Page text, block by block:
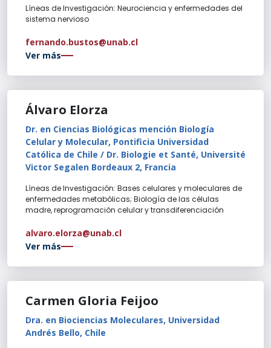
Líneas de Investigación: Neurociencia y enfermedades del
sistema nervioso
fernando.bustos@unab.cl
Ver más
Álvaro Elorza
Dr. en Ciencias Biológicas mención Biología
Celular y Molecular, Pontificia Universidad
Católica de Chile / Dr. Biologie et Santé, Université
Victor Segalen Bordeaux 2, Francia
Líneas de Investigación: Bases celulares y moleculares de
enfermedades metabólicas; Biología de las células
madre, reprogramación celular y transdiferenciación
alvaro.elorza@unab.cl
Ver más
Carmen Gloria Feijoo
Dra. en Biociencias Moleculares, Universidad
Andrés Bello, Chile